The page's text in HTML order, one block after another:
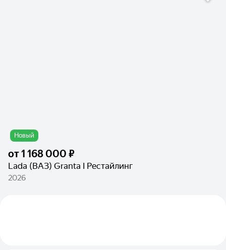
Новый
от1 168 000 ₽
Lada (ВАЗ) Granta I Рестайлинг
2026